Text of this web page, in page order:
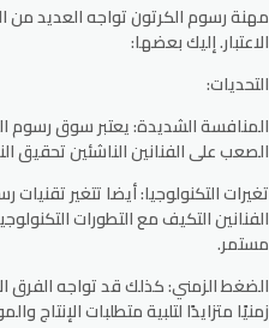
مهنة رسوم الكرتون تواجه العديد
الاعتبار. إليك بعضها:
التحديات:
المنافسة الشديدة:يعتبر سوق رسوم
الصعب على الفنانين الناشئين تحقيق
تغيرات التكنولوجيا:أيضا تتغير
الفنانين التكيف مع التطورات
مستمر.
الضغط الزمني:كذلك قد تواجه الفرق
زمنيًا متزايدًا لتلبية متطلبات الإنتاج